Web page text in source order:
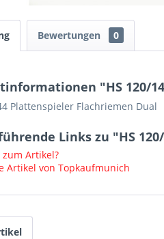
Bewertungen 0
"HS 120/
Plattenspieler Flachriemen Dual
Links zu "HS
zum Artikel?
Artikel von Topkaufmunich